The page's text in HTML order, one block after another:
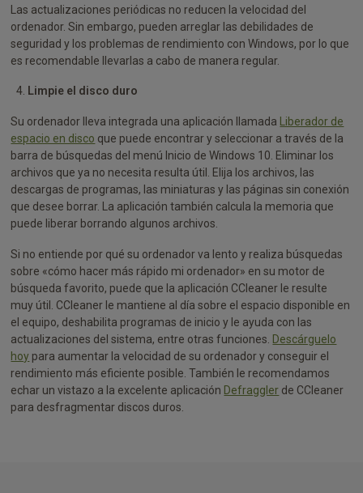
Las actualizaciones periódicas no reducen la velocidad del
ordenador. Sin embargo, pueden arreglar las debilidades de
seguridad y los problemas de rendimiento con Windows, por lo que
es recomendable llevarlas a cabo de manera regular.
Limpie el disco duro
Su ordenador lleva integrada una aplicación llamada
Liberador de
espacio en disco que puede encontrar y seleccionar a través de la
barra de búsquedas del menú Inicio de Windows 10. Eliminar los
archivos que ya no necesita resulta útil. Elija los archivos, las
descargas de programas, las miniaturas y las páginas sin conexión
que desee borrar. La aplicación también calcula la memoria que
puede liberar borrando algunos archivos.
Si no entiende por qué su ordenador va lento y realiza búsquedas
sobre «cómo hacer más rápido mi ordenador» en su motor de
búsqueda favorito, puede que la aplicación CCleaner le resulte
muy útil. CCleaner le mantiene al día sobre el espacio disponible en
el equipo, deshabilita programas de inicio y le ayuda con las
actualizaciones del sistema, entre otras funciones. Descárguelo
hoy para aumentar la velocidad de su ordenador y conseguir el
rendimiento más eficiente posible. También le recomendamos
echar un vistazo a la excelente aplicación Defraggler de CCleaner
para desfragmentar discos duros.